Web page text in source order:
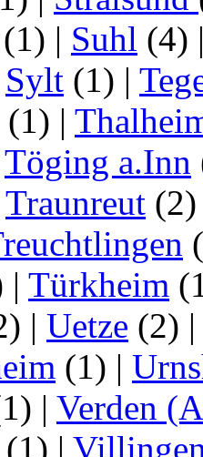
(1) | Suhl (4)
Sylt (1) |
(1) |
Töging a.Inn
Traunreut
| Türkheim
| Uetze (2)
(1) |
| Verden
(1) |